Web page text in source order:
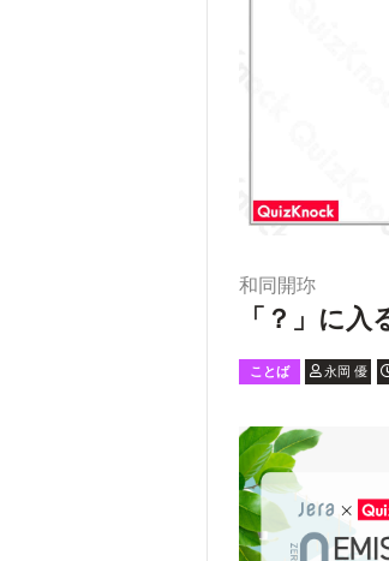
和同開珎
「？」に
ことば 永岡 優